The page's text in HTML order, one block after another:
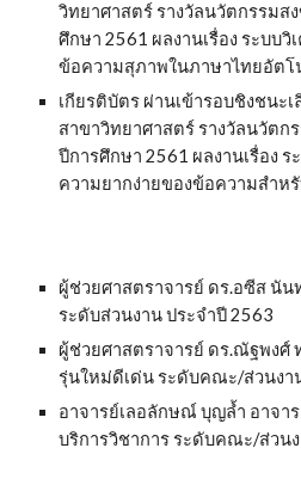
วิทยาศาสตร์ รางวัลนวัตกรรมส
ศึกษา 2561 ผลงานเรื่อง ระบบวิ
ข้อความสุภาพในภาษาไทยอัตโ
เกียรติบัตร ผ่านเข้ารอบชิงชน
สาขาวิทยาศาสตร์ รางวัลนวัตก
ปีการศึกษา 2561 ผลงานเรื่อง
ความยากง่ายของข้อความสำห
ผู้ช่วยศาสตราจารย์ ดร.อซีส นั
ระดับส่วนงาน ประจำปี 2563
ผู้ช่วยศาสตราจารย์ ดร.ณัฐพงศ์
รุ่นใหม่ดีเด่น ระดับคณะ/ส่วนงา
อาจารย์เลอลักษณ์ บุญล้ำ อาจา
บริการวิชาการ ระดับคณะ/ส่วน